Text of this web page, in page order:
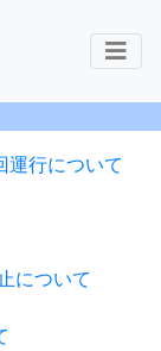
運行について
について